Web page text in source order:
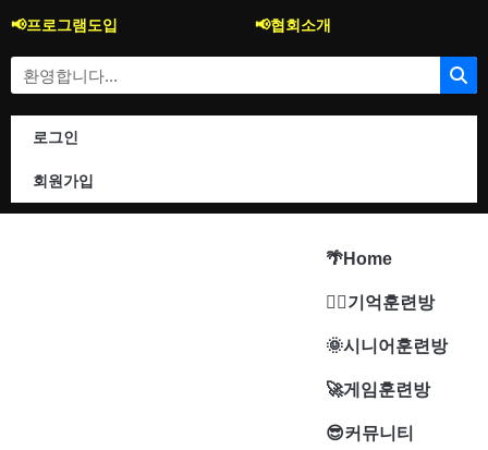
텐
츠
📢프로그램도입 📢협회소개
Search
로그인
회원가입
🌴Home
🐱‍🚀기억훈련방
🌞시니어훈련방
🚀게임훈련방
😎커뮤니티